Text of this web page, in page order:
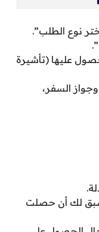
نوع الطلب”.
عليها (تأشيرة
السفر،
سبق لك أن حصلت